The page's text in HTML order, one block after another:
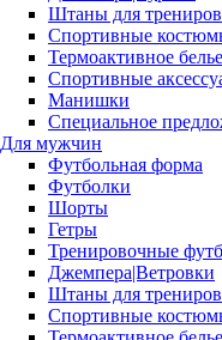
Штаны для
Спортивные
Термоактивное белье
Спортивные
Манишки
Специальное
Для мужчин
Футбольная форма
Футболки
Шорты
Гетры
Тренировочные
Джемпера|Ветровки
Штаны для
Спортивные